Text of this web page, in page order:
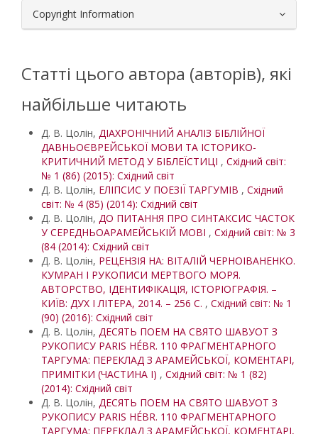
Copyright Information
Статті цього автора (авторів), які
найбільше читають
Д. В. Цолін, ДІАХРОНІЧНИЙ АНАЛІЗ БІБЛІЙНОЇ
ДАВНЬОЄВРЕЙСЬКОЇ МОВИ ТА ІСТОРИКО-
КРИТИЧНИЙ МЕТОД У БІБЛЕЇСТИЦІ , Східний світ:
№ 1 (86) (2015): Східний світ
Д. В. Цолін, ЕЛІПСИС У ПОЕЗІЇ ТАРГУМІВ , Східний
світ: № 4 (85) (2014): Східний світ
Д. В. Цолін, ДО ПИТАННЯ ПРО СИНТАКСИС ЧАСТОК
У СЕРЕДНЬОАРАМЕЙСЬКІЙ МОВІ , Східний світ: № 3
(84 (2014): Східний світ
Д. В. Цолін, РЕЦЕНЗІЯ НА: ВІТАЛІЙ ЧЕРНОІВАНЕНКО.
КУМРАН І РУКОПИСИ МЕРТВОГО МОРЯ.
АВТОРСТВО, ІДЕНТИФІКАЦІЯ, ІСТОРІОГРАФІЯ. –
КИЇВ: ДУХ І ЛІТЕРА, 2014. – 256 С. , Східний світ: № 1
(90) (2016): Східний світ
Д. В. Цолін, ДЕСЯТЬ ПОЕМ НА СВЯТО ШАВУОТ З
РУКОПИСУ PARIS HÉBR. 110 ФРАГМЕНТАРНОГО
ТАРГУМА: ПЕРЕКЛАД З АРАМЕЙСЬКОЇ, КОМЕНТАРІ,
ПРИМІТКИ (ЧАСТИНА І) , Східний світ: № 1 (82)
(2014): Східний світ
Д. В. Цолін, ДЕСЯТЬ ПОЕМ НА СВЯТО ШАВУОТ З
РУКОПИСУ PARIS HÉBR. 110 ФРАГМЕНТАРНОГО
ТАРГУМА: ПЕРЕКЛАД З АРАМЕЙСЬКОЇ, КОМЕНТАРІ,